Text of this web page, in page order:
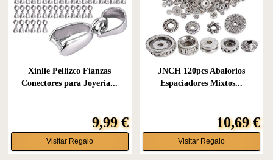
Xinlie Pellizco Fianzas
Conectores para Joyería...
9,99 €
Visitar Regalo
JNCH 120pcs Abalorios
Espaciadores Mixtos...
10,69 €
Visitar Regalo